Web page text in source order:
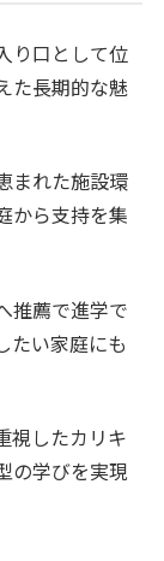
り口として位
た長期的な魅
まれた施設環
から支持を集
推薦で進学で
たい家庭にも
視したカリキ
の学びを実現